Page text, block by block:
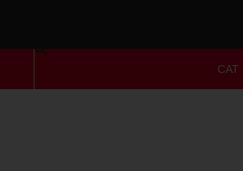
CAT